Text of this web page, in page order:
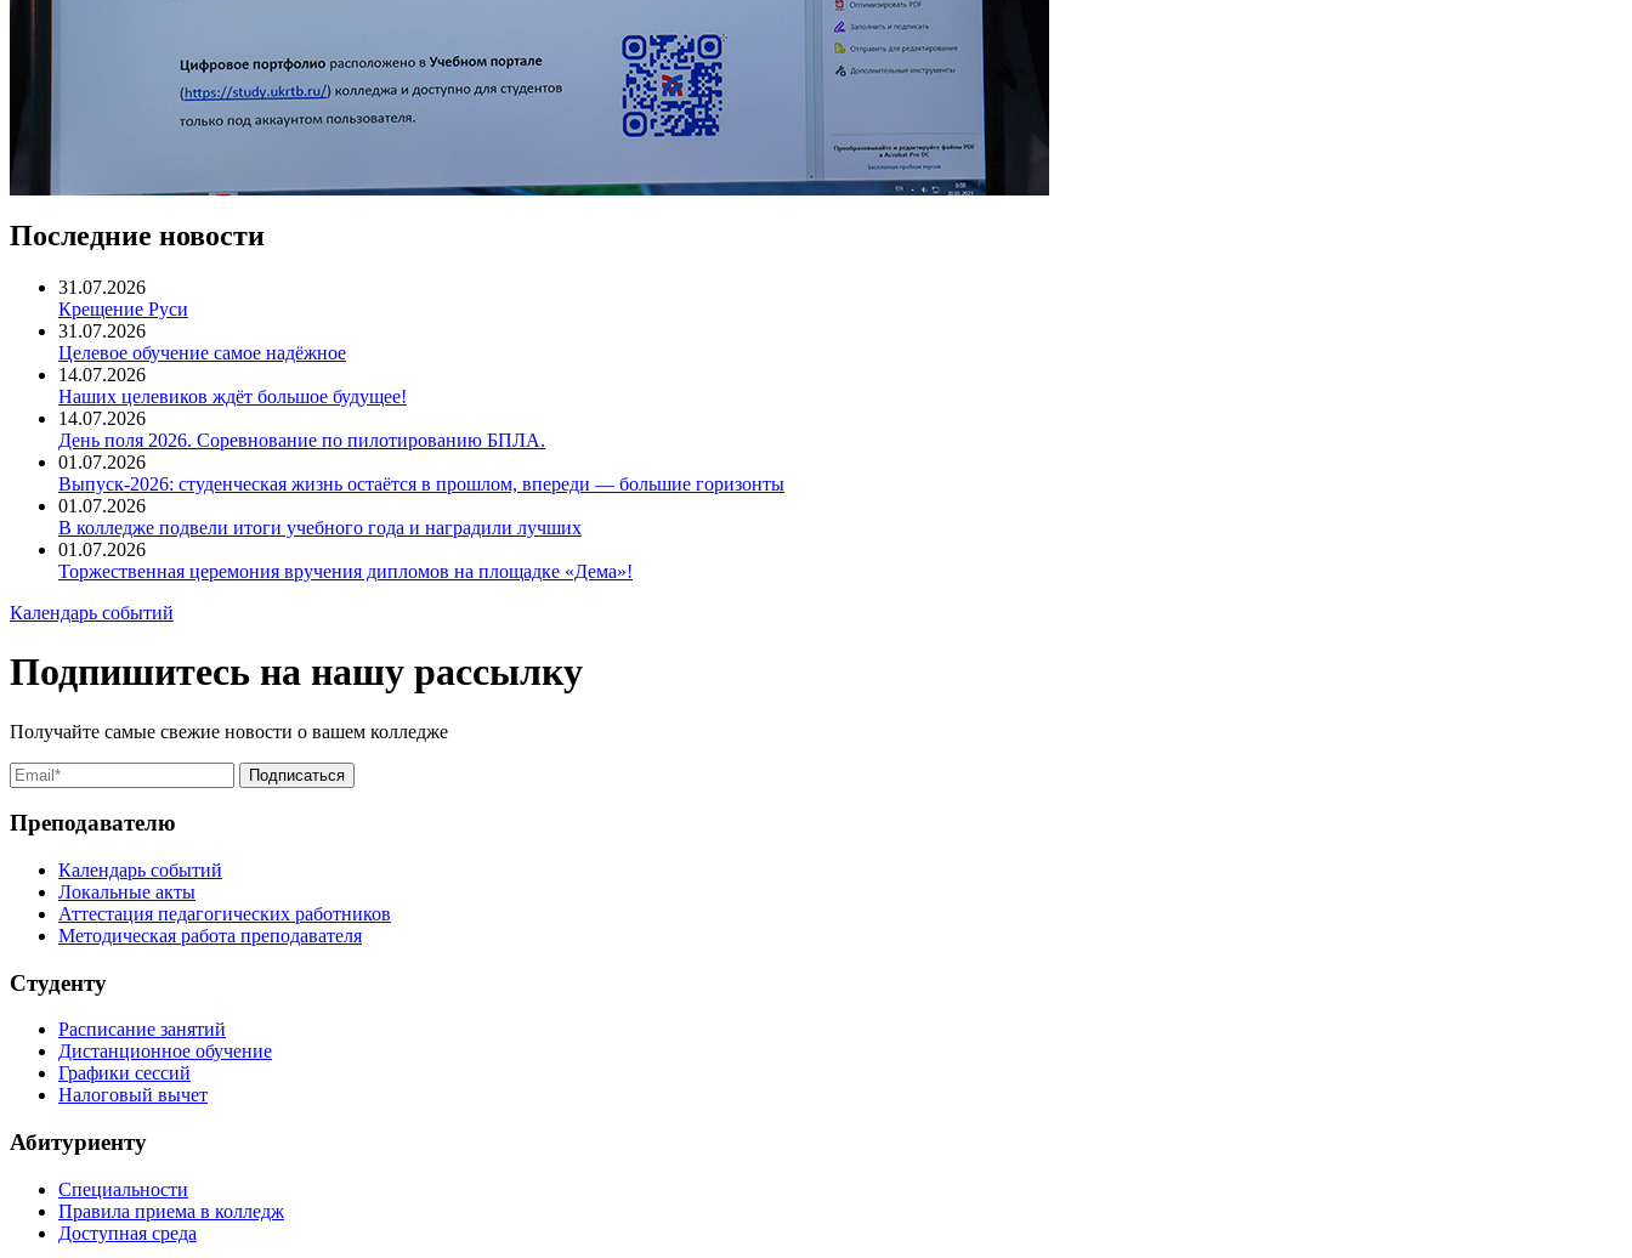
Последние новости
31.07.2026
Крещение Руси
31.07.2026
Целевое обучение самое надёжное
14.07.2026
Наших целевиков ждёт большое будущее!
14.07.2026
День поля 2026. Соревнование по пилотированию БПЛА.
01.07.2026
Выпуск-2026: студенческая жизнь остаётся в прошлом, впереди — большие горизонты
01.07.2026
В колледже подвели итоги учебного года и наградили лучших
01.07.2026
Торжественная церемония вручения дипломов на площадке «Дема»!
Календарь событий
Подпишитесь на нашу рассылку
Получайте самые свежие новости о вашем колледже
Преподавателю
Календарь событий
Локальные акты
Аттестация педагогических работников
Методическая работа преподавателя
Студенту
Расписание занятий
Дистанционное обучение
Графики сессий
Налоговый вычет
Абитуриенту
Специальности
Правила приема в колледж
Доступная среда